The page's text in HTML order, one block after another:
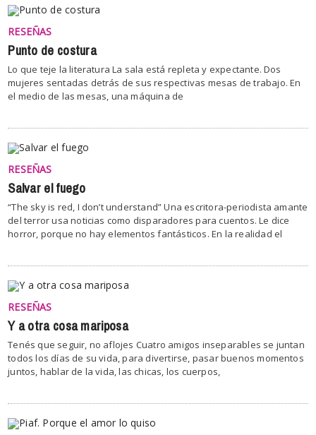
RESEÑAS
Punto de costura
Lo que teje la literatura La sala está repleta y expectante. Dos
mujeres sentadas detrás de sus respectivas mesas de trabajo. En
el medio de las mesas, una máquina de
RESEÑAS
Salvar el fuego
“The sky is red, I don’t understand” Una escritora-periodista amante
del terror usa noticias como disparadores para cuentos. Le dice
horror, porque no hay elementos fantásticos. En la realidad el
RESEÑAS
Y a otra cosa mariposa
Tenés que seguir, no aflojes Cuatro amigos inseparables se juntan
todos los días de su vida, para divertirse, pasar buenos momentos
juntos, hablar de la vida, las chicas, los cuerpos,